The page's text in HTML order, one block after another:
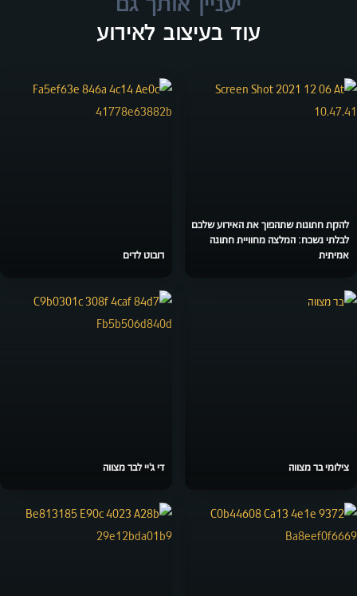
יעניין אותך גם
עוד בעיצוב לאירוע
להקת חתונות שתהפוך את האירוע שלכם
לבלתי נשכח: המלצה מחוויית חתונה
אמיתית
רובוט לדים
צילומי בר מצווה די ג'יי לבר מצווה